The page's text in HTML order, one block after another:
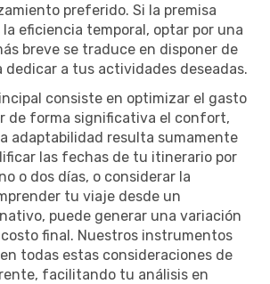
preferido. Si la premisa
eficiencia temporal, optar por una
breve se traduce en disponer de
dedicar a tus actividades deseadas.
consiste en optimizar el gasto
de forma significativa el confort,
adaptabilidad resulta sumamente
las fechas de tu itinerario por
o dos días, o considerar la
tu viaje desde un
puede generar una variación
final. Nuestros instrumentos
todas estas consideraciones de
facilitando tu análisis en